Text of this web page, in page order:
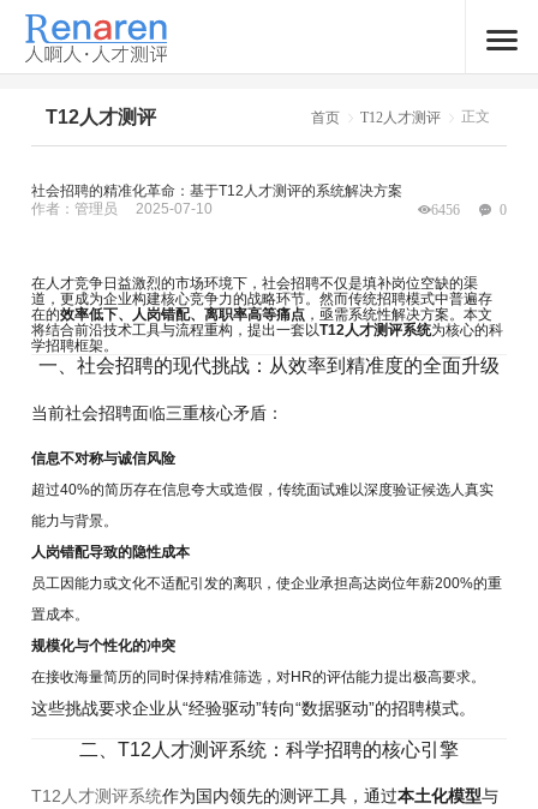
T12人才测评 首页 T12人才测评 正文
社会招聘的精准化革命：基于T12人才测评的系统解决方案
作者：管理员
2025-07-10 6456 0
在人才竞争日益激烈的市场环境下，社会招聘不仅是填补岗位空缺的渠
道，更成为企业构建核心竞争力的战略环节。然而传统招聘模式中普遍存
在的效率低下、人岗错配、离职率高等痛点 ，亟需系统性解决方案。本文
将结合前沿技术工具与流程重构，提出一套以T12人才测评系统为核心的科
学招聘框架。
一、社会招聘的现代挑战：从效率到精准度的全面升级
当前社会招聘面临三重核心矛盾：
信息不对称与诚信风险
超过40%的简历存在信息夸大或造假，传统面试难以深度验证候选人真实
能力与背景。
人岗错配导致的隐性成本
员工因能力或文化不适配引发的离职，使企业承担高达岗位年薪200%的重
置成本。
规模化与个性化的冲突
在接收海量简历的同时保持精准筛选，对HR的评估能力提出极高要求。
这些挑战要求企业从“经验驱动”转向“数据驱动”的招聘模式。
二、T12人才测评系统：科学招聘的核心引擎
T12人才测评系统作为国内领先的测评工具，通过本土化模型与